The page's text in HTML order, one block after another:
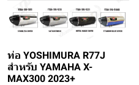
ท่อ YOSHIMURA R77J
สำหรับ YAMAHA X-
MAX300 2023+